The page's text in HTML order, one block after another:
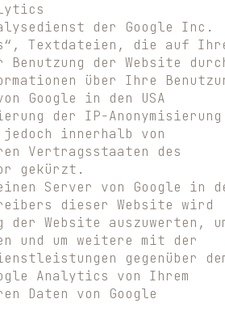
der Google Inc.
Textdateien, die auf
der Website
über Ihre
Google in den USA
der IP-Anonymisierung
innerhalb von
Vertragsstaaten des
gekürzt.
Server von Google in
dieser Website wird
Website auszuwerten,
und um weitere mit der
gegenüber
Analytics von Ihrem
Daten von Google